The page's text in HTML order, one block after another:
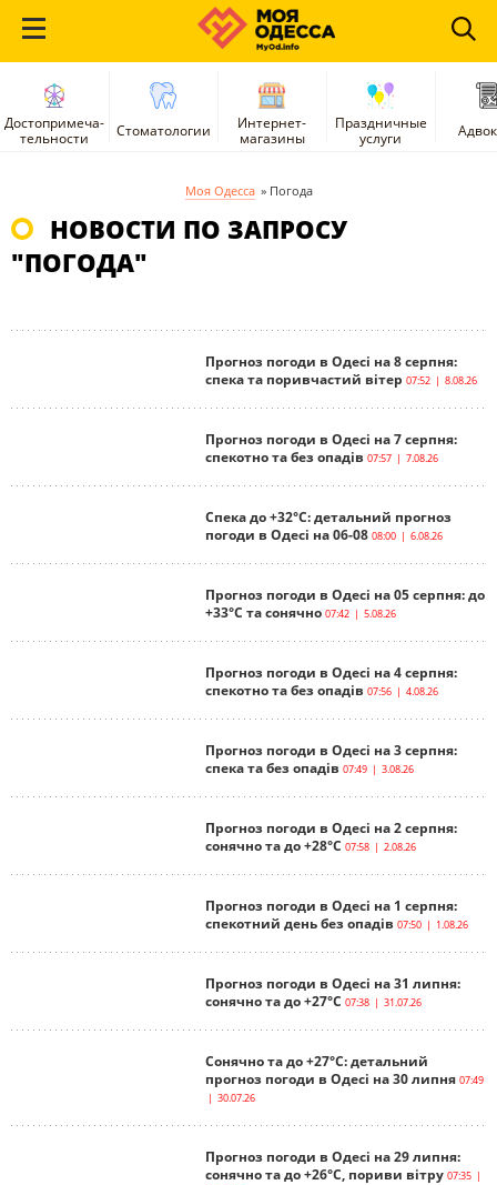
Достопримеча-
тельности
Стоматологии
Интернет-
магазины
Праздничные
услуги
Моя Одесса » Погода
НОВОСТИ ПО ЗАПРОСУ
"ПОГОДА"
Прогноз погоди в Одесі на 8 серпня:
спека та поривчастий вітер 07:52 | 8.08.26
Прогноз погоди в Одесі на 7 серпня:
спекотно та без опадів 07:57 | 7.08.26
Спека до +32°С: детальний прогноз
погоди в Одесі на 06-08 08:00 | 6.08.26
Прогноз погоди в Одесі на 05 серпня: до
+33°С та сонячно 07:42 | 5.08.26
Прогноз погоди в Одесі на 4 серпня:
спекотно та без опадів 07:56 | 4.08.26
Прогноз погоди в Одесі на 3 серпня:
спека та без опадів 07:49 | 3.08.26
Прогноз погоди в Одесі на 2 серпня:
сонячно та до +28°С 07:58 | 2.08.26
Прогноз погоди в Одесі на 1 серпня:
спекотний день без опадів 07:50 | 1.08.26
Прогноз погоди в Одесі на 31 липня:
сонячно та до +27°С 07:38 | 31.07.26
Сонячно та до +27°С: детальний
прогноз погоди в Одесі на 30 липня 07:49
| 30.07.26
Прогноз погоди в Одесі на 29 липня:
сонячно та до +26°С, пориви вітру 07:35 |